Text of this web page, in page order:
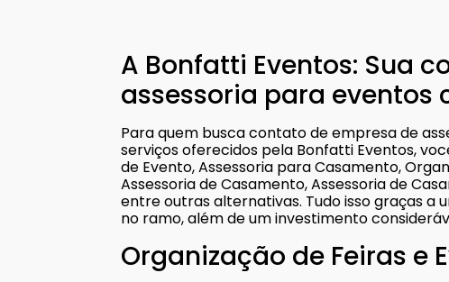
A Bonfatti Eventos: Sua
assessoria para eventos
Para quem busca contato de empresa de
serviços oferecidos pela Bonfatti Eventos,
de Evento, Assessoria para Casamento,
Assessoria de Casamento, Assessoria de
entre outras alternativas. Tudo isso graças a
no ramo, além de um investimento
Organização de Feiras e